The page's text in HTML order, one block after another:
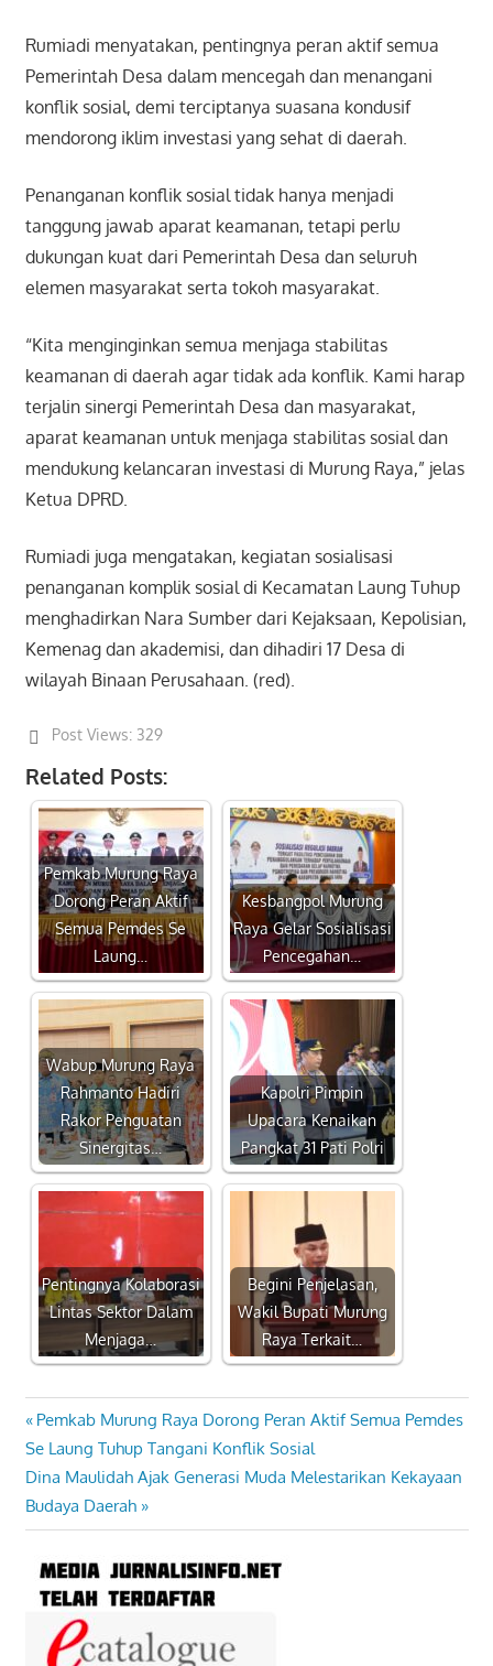
Rumiadi menyatakan, pentingnya peran aktif semua
Pemerintah Desa dalam mencegah dan menangani
konflik sosial, demi terciptanya suasana kondusif
mendorong iklim investasi yang sehat di daerah.
Penanganan konflik sosial tidak hanya menjadi
tanggung jawab aparat keamanan, tetapi perlu
dukungan kuat dari Pemerintah Desa dan seluruh
elemen masyarakat serta tokoh masyarakat.
“Kita menginginkan semua menjaga stabilitas
keamanan di daerah agar tidak ada konflik. Kami harap
terjalin sinergi Pemerintah Desa dan masyarakat,
aparat keamanan untuk menjaga stabilitas sosial dan
mendukung kelancaran investasi di Murung Raya,” jelas
Ketua DPRD.
Rumiadi juga mengatakan, kegiatan sosialisasi
penanganan komplik sosial di Kecamatan Laung Tuhup
menghadirkan Nara Sumber dari Kejaksaan, Kepolisian,
Kemenag dan akademisi, dan dihadiri 17 Desa di
wilayah Binaan Perusahaan. (red).
Post Views: 329
Related Posts:
Pemkab Murung Raya
Dorong Peran Aktif
Semua Pemdes Se
Laung…
Kesbangpol Murung
Raya Gelar Sosialisasi
Pencegahan…
Wabup Murung Raya
Rahmanto Hadiri
Rakor Penguatan
Sinergitas…
Kapolri Pimpin
Upacara Kenaikan
Pangkat 31 Pati Polri
Pentingnya Kolaborasi
Lintas Sektor Dalam
Menjaga…
Begini Penjelasan,
Wakil Bupati Murung
Raya Terkait…
Navigasi
pos
Previous
Post:
Pemkab Murung Raya Dorong Peran Aktif Semua Pemdes
Se Laung Tuhup Tangani Konflik Sosial
Next
Post:
Dina Maulidah Ajak Generasi Muda Melestarikan Kekayaan
Budaya Daerah